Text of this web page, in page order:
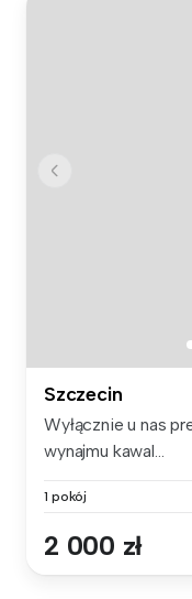
Szczecin
Wyłącznie u nas
wynajmu kawal...
1 pokój
2 000 zł